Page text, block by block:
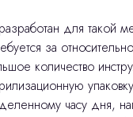
для такой
за
количество
часу дня,